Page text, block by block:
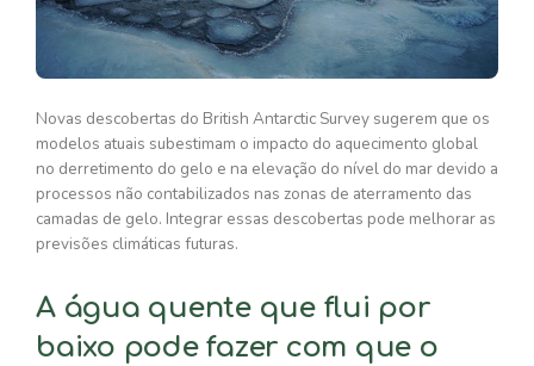
Novas descobertas do British Antarctic Survey sugerem que os
modelos atuais subestimam o impacto do aquecimento global
no derretimento do gelo e na elevação do nível do mar devido a
processos não contabilizados nas zonas de aterramento das
camadas de gelo. Integrar essas descobertas pode melhorar as
previsões climáticas futuras.
A água quente que flui por
baixo pode fazer com que o